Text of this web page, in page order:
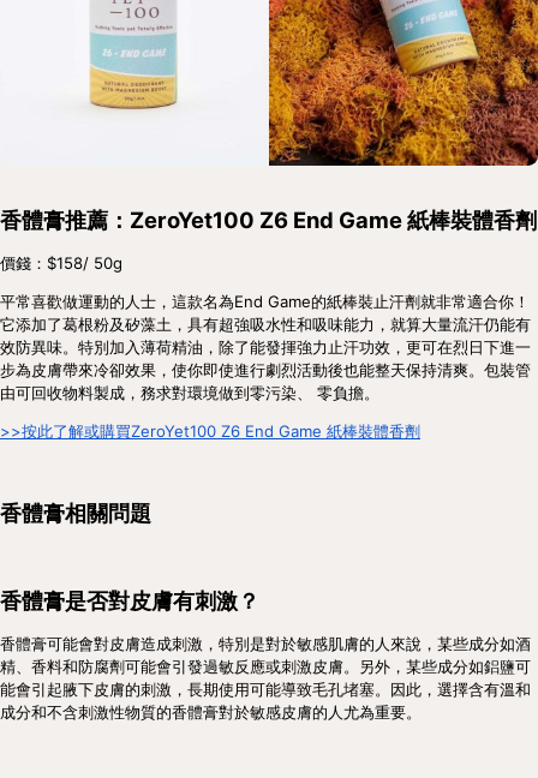
香體膏推薦：ZeroYet100 Z6 End Game 紙棒裝體香劑
價錢：$158/ 50g
平常喜歡做運動的人士，這款名為End Game的紙棒裝止汗劑就非常適合你！
它添加了葛根粉及矽藻土，具有超強吸水性和吸味能力，就算大量流汗仍能有
效防異味。特別加入薄荷精油，除了能發揮強力止汗功效，更可在烈日下進一
步為皮膚帶來冷卻效果，使你即使進行劇烈活動後也能整天保持清爽。包裝管
由可回收物料製成，務求對環境做到零污染、 零負擔。
>>按此了解或購買ZeroYet100 Z6 End Game 紙棒裝體香劑
香體膏相關問題
香體膏是否對皮膚有刺激？
香體膏可能會對皮膚造成刺激，特別是對於敏感肌膚的人來說，某些成分如酒
精、香料和防腐劑可能會引發過敏反應或刺激皮膚。另外，某些成分如鋁鹽可
能會引起腋下皮膚的刺激，長期使用可能導致毛孔堵塞。因此，選擇含有溫和
成分和不含刺激性物質的香體膏對於敏感皮膚的人尤為重要。